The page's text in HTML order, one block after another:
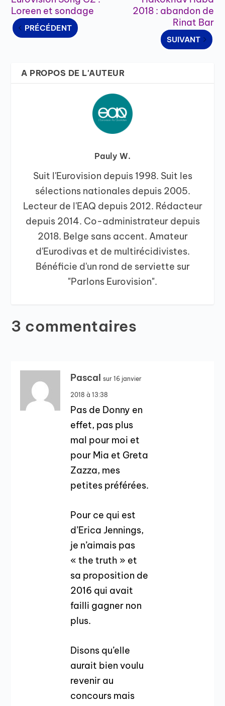
Loreen et sondage
PRÉCÉDENT
2018 : abandon de
Rinat Bar
SUIVANT
A PROPOS DE L'AUTEUR
Pauly W.
Suit l'Eurovision depuis 1998. Suit les
sélections nationales depuis 2005.
Lecteur de l'EAQ depuis 2012. Rédacteur
depuis 2014. Co-administrateur depuis
2018. Belge sans accent. Amateur
d'Eurodivas et de multirécidivistes.
Bénéficie d'un rond de serviette sur
"Parlons Eurovision".
3 commentaires
Pascal sur 16 janvier
2018 à 13:38
Pas de Donny en
effet, pas plus
mal pour moi et
pour Mia et Greta
Zazza, mes
petites préférées.
Pour ce qui est
d’Erica Jennings,
je n’aimais pas
« the truth » et
sa proposition de
2016 qui avait
failli gagner non
plus.
Disons qu’elle
aurait bien voulu
revenir au
concours mais